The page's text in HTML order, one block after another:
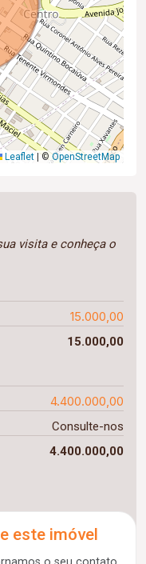
Leaflet ©OpenStreetMap
visita e conheça o
15.000,00
15.000,00
4.400.000,00
Consulte-nos
4.400.000,00
este imóvel